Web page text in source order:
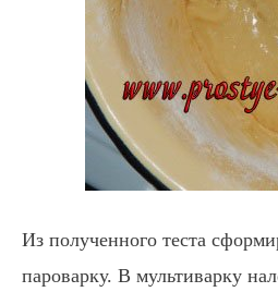
Из полученного теста
пароварку. В мультиварку